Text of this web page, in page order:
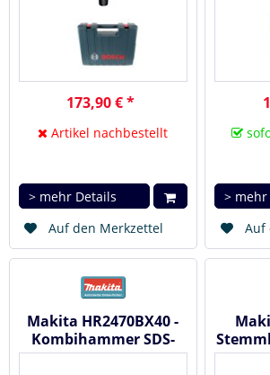
173,90 € *
Artikel nachbestellt
> mehr Details
Auf den Merkzettel
>
Auf
Makita HR2470BX40 -
Kombihammer SDS-
plus 24 mm